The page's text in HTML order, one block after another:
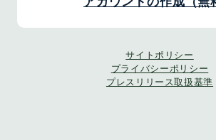
サイトポリシー
プライバシーポリシー
プレスリリース取扱基準